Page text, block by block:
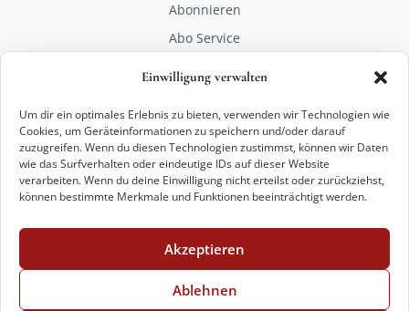
Einwilligung verwalten
Um dir ein optimales Erlebnis zu bieten, verwenden wir Technologien wie
Cookies, um Geräteinformationen zu speichern und/oder darauf
zuzugreifen. Wenn du diesen Technologien zustimmst, können wir Daten
wie das Surfverhalten oder eindeutige IDs auf dieser Website
verarbeiten. Wenn du deine Einwilligung nicht erteilst oder zurückziehst,
können bestimmte Merkmale und Funktionen beeinträchtigt werden.
Akzeptieren
Ablehnen
Abonnieren
Abo Service
RECHTLICHES
Impressum
Datenschutz
KONTAKT
+49 221 29 28 27 21